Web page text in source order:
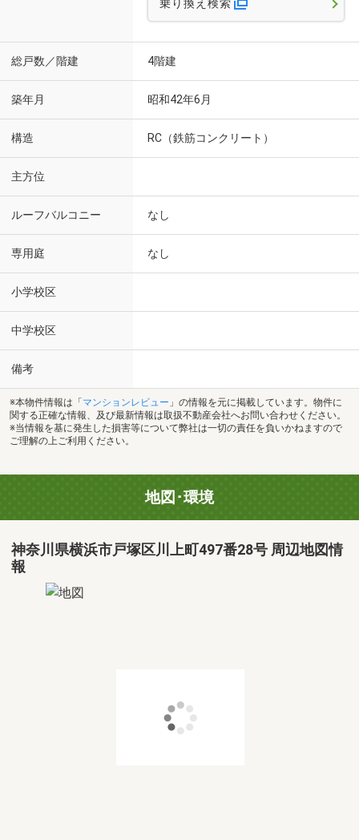
乗り換え検索
総戸数／階建 4階建
築年月 昭和42年6月
構造 RC（鉄筋コンクリート）
主方位
ルーフバルコニー なし
専用庭 なし
小学校区
中学校区
備考
※本物件情報は「 マンションレビュー 」の情報を元に掲載しています。物件に
関する正確な情報、及び最新情報は取扱不動産会社へお問い合わせください。
※当情報を基に発生した損害等について弊社は一切の責任を負いかねますので
ご理解の上ご利用ください。
地図･環境
神奈川県横浜市戸塚区川上町497番28号 周辺地図情
報